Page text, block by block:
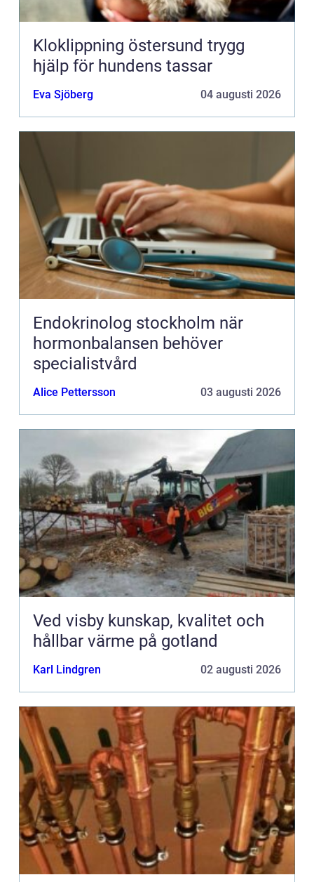
Kloklippning östersund trygg
hjälp för hundens tassar
Eva Sjöberg 04 augusti 2026
Endokrinolog stockholm när
hormonbalansen behöver
specialistvård
Alice Pettersson 03 augusti 2026
Ved visby kunskap, kvalitet och
hållbar värme på gotland
Karl Lindgren 02 augusti 2026